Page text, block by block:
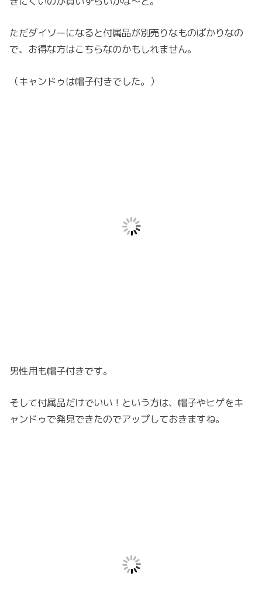
ただダイソーになると付属品が別売りなものばかりなの
で、お得な方はこちらなのかもしれません。
（キャンドゥは帽子付きでした。）
男性用も帽子付きです。
そして付属品だけでいい！という方は、帽子やヒゲをキ
ャンドゥで発見できたのでアップしておきますね。